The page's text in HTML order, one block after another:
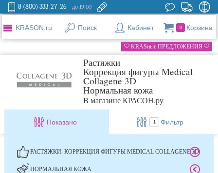
8 (800) 333-27-26 до 19:00
KRASON.ru Поиск Кабинет 0 Корзина
KRASные ПРЕДЛОЖЕНИЯ
Растяжки
Коррекция фигуры Medical
Collagene 3D
Нормальная кожа
В магазине КРАСОН.ру
Показано 1 Фильтр
РАСТЯЖКИ. КОРРЕКЦИЯ ФИГУРЫ MEDICAL COLLAGENE 3D
НОРМАЛЬНАЯ КОЖА